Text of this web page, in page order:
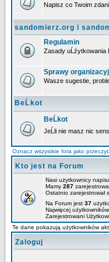
Napisz co Twoim
sandomierz.org i
Regulamin
Zasady uĹźytkowania
Sprawy
Wasze sugestie,
BeĹkot
BeĹkot
JeĹli nie masz nic
Oznacz wszystkie fora jako
Kto jest na Forum
Nasi użytkownicy
Mamy 287
Ostatnio zarejestrował
Na Forum jest 37
Najwięcej użytkowników
Zarejestrowani
Te dane pokazują użytkowników
Zaloguj